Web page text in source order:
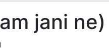
jani ne)